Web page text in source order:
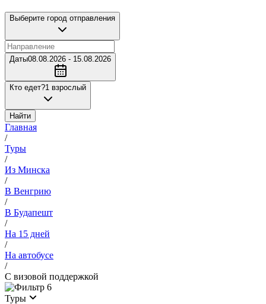
Выберите город отправления
Даты08.08.2026 - 15.08.2026
Кто едет?1 взрослый
Найти
Главная
/
Туры
/
Из Минска
/
В Венгрию
/
В Будапешт
/
На 15 дней
/
На автобусе
/
С визовой поддержкой
6
Туры